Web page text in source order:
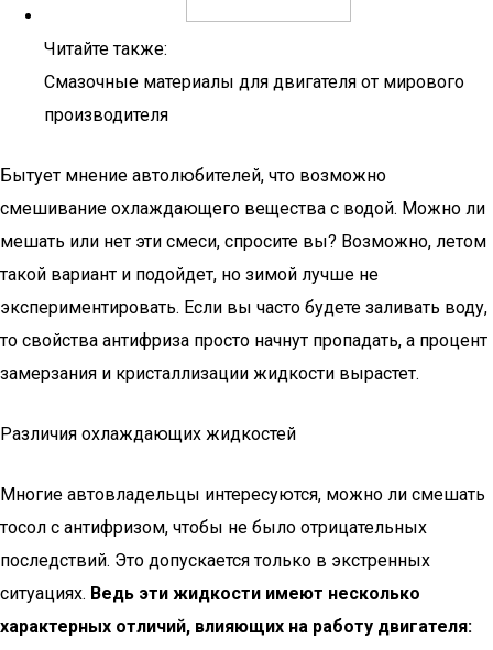
Читайте также:
Смазочные материалы для двигателя от мирового
производителя
Бытует мнение автолюбителей, что возможно
смешивание охлаждающего вещества с водой. Можно ли
мешать или нет эти смеси, спросите вы? Возможно, летом
такой вариант и подойдет, но зимой лучше не
экспериментировать. Если вы часто будете заливать воду,
то свойства антифриза просто начнут пропадать, а процент
замерзания и кристаллизации жидкости вырастет.
Различия охлаждающих жидкостей
Многие автовладельцы интересуются, можно ли смешать
тосол с антифризом, чтобы не было отрицательных
последствий. Это допускается только в экстренных
ситуациях. Ведь эти жидкости имеют несколько
характерных отличий, влияющих на работу двигателя: